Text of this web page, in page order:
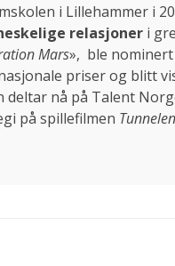
i Lillehammer i
relasjoneri
Mars», ble
priser og blitt
nå på Talent
på spillefilmen Tunnelen